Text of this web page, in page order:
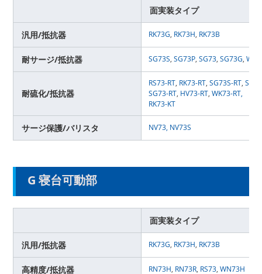
面実装タイプ
汎用/抵抗器 RK73G, RK73H, RK73B
耐サージ/抵抗器 SG73S,SG73P,SG73,SG73G,
耐硫化/抵抗器
RS73-RT, RK73-RT,SG73S-RT,
SG73-RT, HV73-RT,WK73-RT,
RK73-KT
サージ保護/バリスタ NV73, NV73S
G 寝台可動部
面実装タイプ
汎用/抵抗器 RK73G, RK73H, RK73B
高精度/抵抗器 RN73H, RN73R, RS73,WN73H